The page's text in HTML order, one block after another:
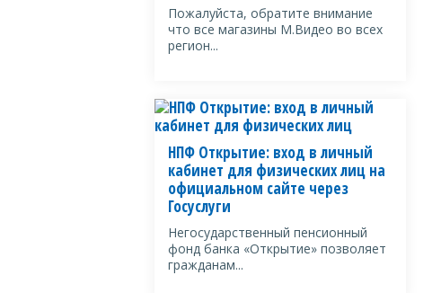
Пожалуйста, обратите внимание
что все магазины М.Видео во всех
регион...
НПФ Открытие: вход в личный
кабинет для физических лиц на
официальном сайте через
Госуслуги
Негосударственный пенсионный
фонд банка «Открытие» позволяет
гражданам...